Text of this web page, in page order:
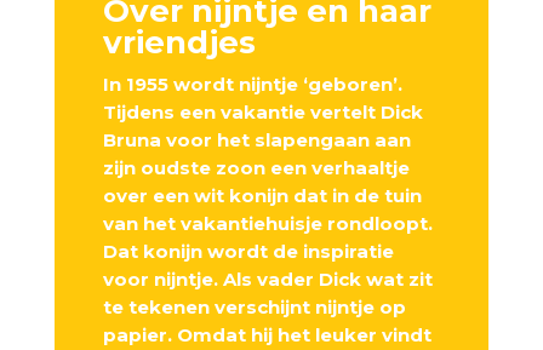
Over nijntje en haar
vriendjes
In 1955 wordt nijntje ‘geboren’.
Tijdens een vakantie vertelt Dick
Bruna voor het slapengaan aan
zijn oudste zoon een verhaaltje
over een wit konijn dat in de tuin
van het vakantiehuisje rondloopt.
Dat konijn wordt de inspiratie
voor nijntje. Als vader Dick wat zit
te tekenen verschijnt nijntje op
papier. Omdat hij het leuker vindt